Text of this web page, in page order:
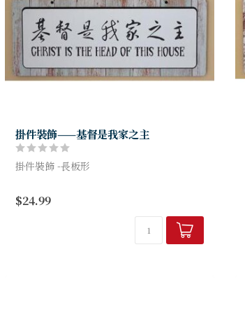
掛件裝飾——基督是我家之主
掛件裝飾 -長板形
$24.99